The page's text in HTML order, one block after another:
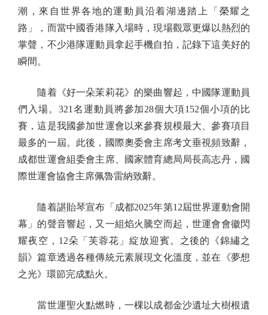
潮，來自世界各地的運動員沿着湖邊踏上「榮耀之
路」，而當中國香港隊入場時，現場觀眾更爆以熱烈的
掌聲，不少港隊運動員拿起手機自拍，記錄下這美好的
瞬間。
隨着《好一朵茉莉花》的樂曲響起，中國隊運動員
們入場。321名運動員將參加28個大項152個小項的比
賽，這是我國參加世運會以來參賽規模最大、參賽項目
最多的一屆。此後，國際奧委會主席考文垂視頻致辭，
成都世運會組委會主席、國家體育總局局長高志丹，國
際世運會協會主席佩魯雷納致辭。
隨着諶貽琴宣布「成都2025年第12屆世界運動會開
幕」的聲音響起，又一組焰火騰空而起，世運會會徽閃
耀夜空，12朵「芙蓉花」綻放迎賓。之後的《錦繡之
韻》篇章透過各種傳統元素展現文化溫度，並在《夢想
之光》環節完成點火。
當世運聖火點燃時，一棵以成都金沙遺址大樹根遺